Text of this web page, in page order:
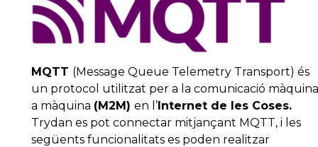
MQTT (Message Queue Telemetry Transport) és
un protocol utilitzat per a la comunicació màquina
a màquina (M2M) en l’Internet de les Coses.
Trydan es pot connectar mitjançant MQTT, i les
següents funcionalitats es poden realitzar